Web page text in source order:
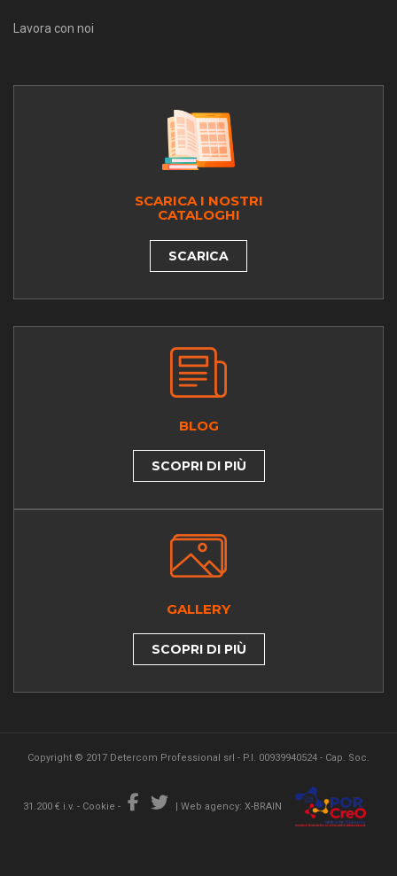
Lavora con noi
SCARICA I NOSTRI
CATALOGHI
SCARICA
BLOG
SCOPRI DI PIÙ
GALLERY
SCOPRI DI PIÙ
Copyright © 2017 Detercom Professional srl - P.I. 00939940524 - Cap. Soc.
31.200 € i.v. - Cookie - | Web agency: X-BRAIN